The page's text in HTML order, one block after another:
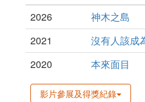
2026
神木之島
2021
沒有人該成
2020
本來面目
影片參展及得獎紀錄